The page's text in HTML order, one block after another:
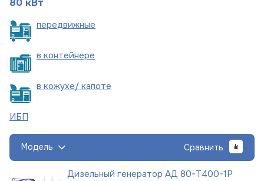
передвижные
в контейнере
в кожухе/ капоте
ИБП
Модель Сравнить
Дизельный генератор АД 80-Т400-1Р